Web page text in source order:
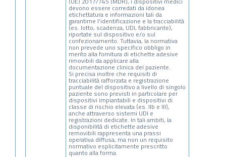
devono essere corredati da idonea
etichettatura e informazioni tali da
garantirne l’identificazione e la tracciabilità
(es. lotto, scadenza, UDI, fabbricante),
riportate sul dispositivo e/o sul
confezionamento. Tuttavia, la normativa
non prevede uno specifico obbligo in
merito alla fornitura di etichette adesive
rimovibili da applicare alla
documentazione clinica del paziente.
Si precisa inoltre che requisiti di
tracciabilità rafforzata e registrazione
puntuale del dispositivo a livello di singolo
paziente sono previsti in particolare per
dispositivi impiantabili e dispositivi di
classe di rischio elevata (es. IIb e III),
anche attraverso sistemi UDI e
registrazioni dedicate. In tali ambiti, la
disponibilità di etichette adesive
removibili rappresenta una prassi
operativa diffusa, ma non un requisito
normativo esplicitamente prescritto
quanto alla forma.